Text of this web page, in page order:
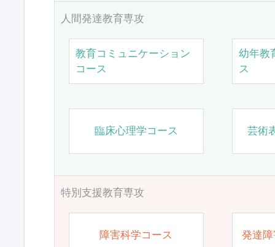
人間発達教育専攻
教育コミュニケーション
コース
幼年教
ス
臨床心理学コース 芸術
特別支援教育専攻
障害科学コース 発達